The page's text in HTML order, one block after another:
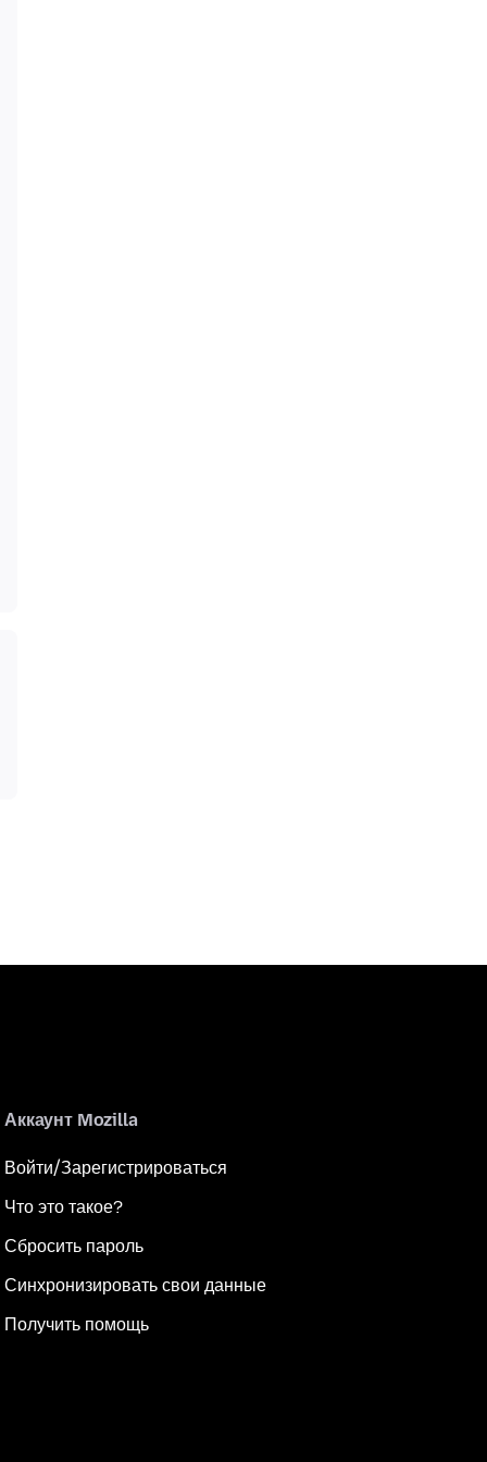
Аккаунт Mozilla
Войти/Зарегистрироваться
Что это такое?
Сбросить пароль
Синхронизировать свои данные
Получить помощь